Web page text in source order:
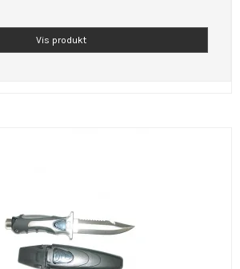
Vis produkt